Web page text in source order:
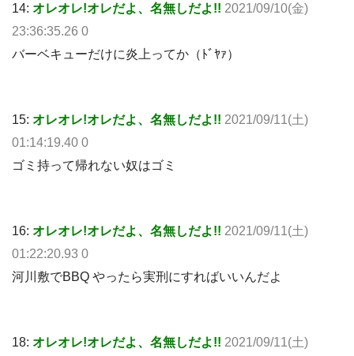
14: オレオレ!オレだよ、名無しだよ!! 2021/09/10(金)
23:36:35.26 0
バーベキューだけに炎上ってか（ﾄﾞﾔｧ）
15: オレオレ!オレだよ、名無しだよ!! 2021/09/11(土)
01:14:19.40 0
ゴミ持って帰れない奴はゴミ
16: オレオレ!オレだよ、名無しだよ!! 2021/09/11(土)
01:22:20.93 0
河川敷でBBQ やったら実刑にすればいいんだよ
18: オレオレ!オレだよ、名無しだよ!! 2021/09/11(土)